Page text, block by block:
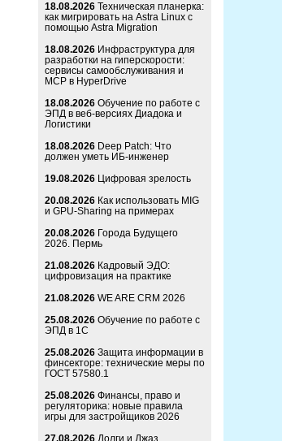
18.08.2026 Техническая планерка:
как мигрировать на Astra Linux с
помощью Astra Migration
18.08.2026 Инфраструктура для
разработки на гиперскорости:
сервисы самообслуживания и
MCP в HyperDrive
18.08.2026 Обучение по работе с
ЭПД в веб-версиях Диадока и
Логистики
18.08.2026 Deep Patch: Что
должен уметь ИБ-инженер
19.08.2026 Цифровая зрелость
20.08.2026 Как использовать MIG
и GPU-Sharing на примерах
20.08.2026 Города Будущего
2026. Пермь
21.08.2026 Кадровый ЭДО:
цифровизация на практике
21.08.2026 WE ARE CRM 2026
25.08.2026 Обучение по работе с
ЭПД в 1С
25.08.2026 Защита информации в
финсекторе: технические меры по
ГОСТ 57580.1
25.08.2026 Финансы, право и
регуляторика: новые правила
игры для застройщиков 2026